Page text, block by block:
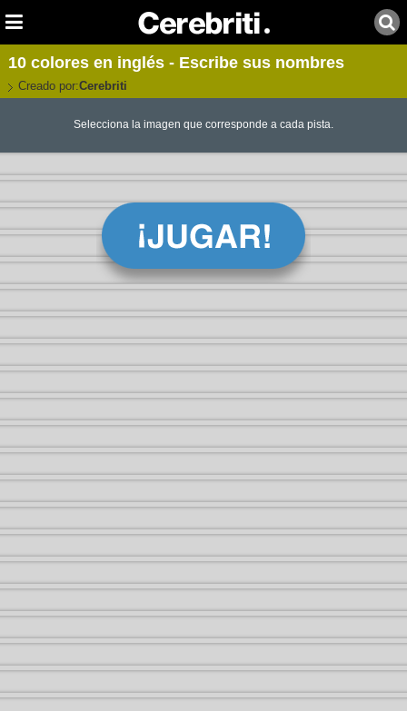
10 colores en inglés - Escribe sus nombres
Creado por:Cerebriti
Selecciona la imagen que corresponde a cada pista.